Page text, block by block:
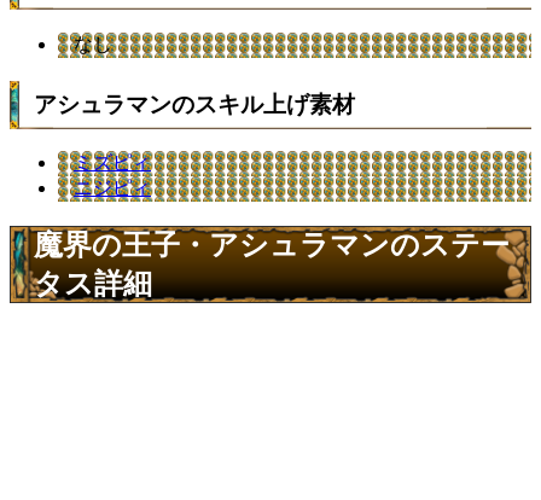
なし
アシュラマンのスキル上げ素材
ミズピィ
ニジピィ
魔界の王子・アシュラマンのステー
タス詳細